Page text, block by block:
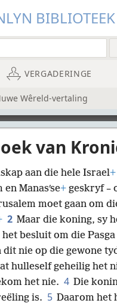
BIBLIOTEEK
VERGADERINGE
Wêreld-vertaling
van
aan die hele Israel+
Manasʹse+ geskryf –
moet gaan om
2 Maar die koning, sy
besluit om die
nie op die gewone
hulleself geheilig het
het nie. 4 Die
is. 5 Daarom het